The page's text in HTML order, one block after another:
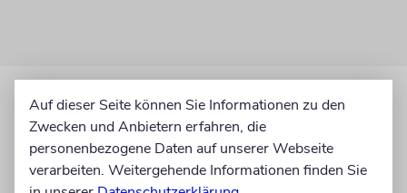
Auf dieser Seite können Sie Informationen zu den
Zwecken und Anbietern erfahren, die
personenbezogene Daten auf unserer Webseite
verarbeiten. Weitergehende Informationen finden Sie